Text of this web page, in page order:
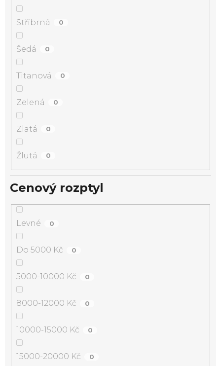
Stříbrná 0
Šedá 0
Titanová 0
Zelená 0
Zlatá 0
Žlutá 0
Cenový rozptyl
Levné 0
Do 5000 Kč 0
5000-10000 Kč 0
8000-12000 Kč 0
10000-15000 Kč 0
15000-20000 Kč 0